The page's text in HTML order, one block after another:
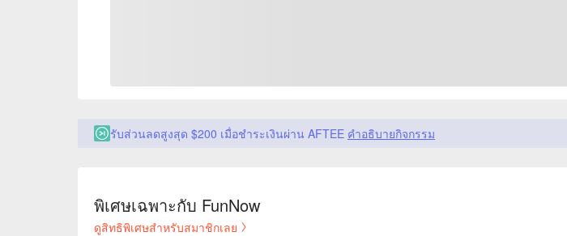
รับส่วนลดสูงสุด $200 เมื่อชำระเงินผ่าน AFTEE คำอธิบายกิจกรรม
พิเศษเฉพาะกับ FunNow
ดูสิทธิพิเศษสำหรับสมาชิกเลย